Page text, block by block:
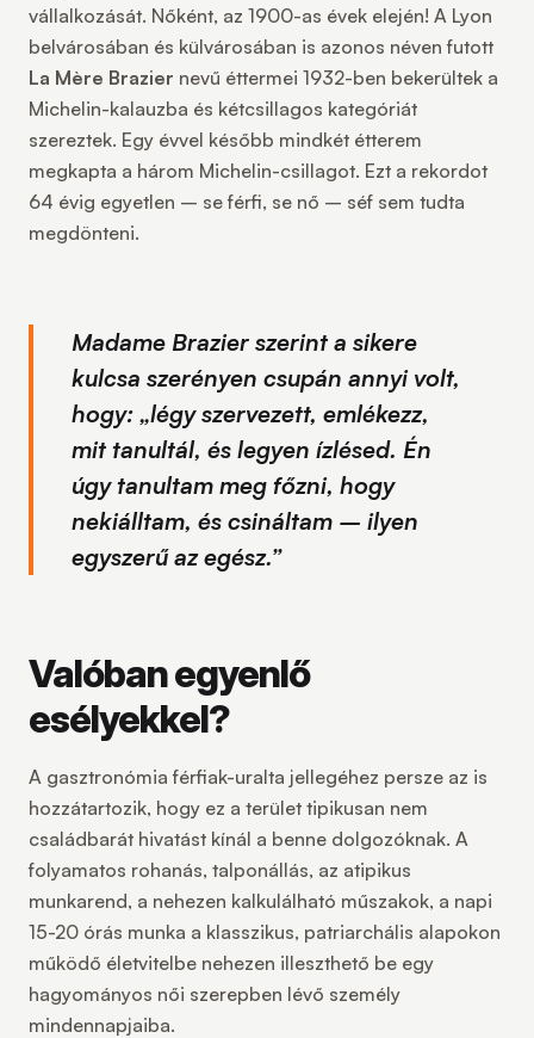
vállalkozását. Nőként, az 1900-as évek elején! A Lyon
belvárosában és külvárosában is azonos néven futott
La Mère Brazier nevű éttermei 1932-ben bekerültek a
Michelin-kalauzba és kétcsillagos kategóriát
szereztek. Egy évvel később mindkét étterem
megkapta a három Michelin-csillagot. Ezt a rekordot
64 évig egyetlen – se férfi, se nő – séf sem tudta
megdönteni.
Madame Brazier szerint a sikere
kulcsa szerényen csupán annyi volt,
hogy: „légy szervezett, emlékezz,
mit tanultál, és legyen ízlésed. Én
úgy tanultam meg főzni, hogy
nekiálltam, és csináltam – ilyen
egyszerű az egész.”
Valóban egyenlő
esélyekkel?
A gasztronómia férfiak-uralta jellegéhez persze az is
hozzátartozik, hogy ez a terület tipikusan nem
családbarát hivatást kínál a benne dolgozóknak. A
folyamatos rohanás, talponállás, az atipikus
munkarend, a nehezen kalkulálható műszakok, a napi
15-20 órás munka a klasszikus, patriarchális alapokon
működő életvitelbe nehezen illeszthető be egy
hagyományos női szerepben lévő személy
mindennapjaiba.